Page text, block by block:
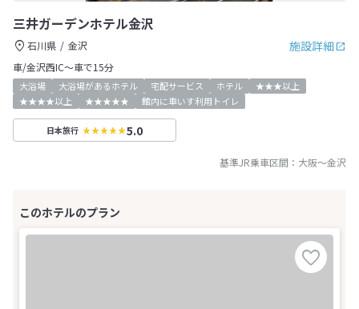
三井ガーデンホテル金沢
施設詳細
石川県
金沢
車/金沢西IC～車で15分
大浴場 大浴場があるホテル 宅配サービス ホテル
★★★以上
★★★★以上
★★★★★ 館内に車いす利用トイレ
日本旅行 5.0
基準JR乗車区間： 大阪～金沢